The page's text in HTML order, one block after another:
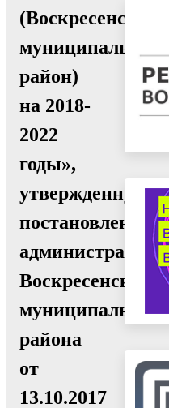
(Воскресенский
муниципальный
район)
на 2018-
2022
годы»,
утвержденную
постановлением
администрации
Воскресенского
муниципального
района
от
13.10.2017